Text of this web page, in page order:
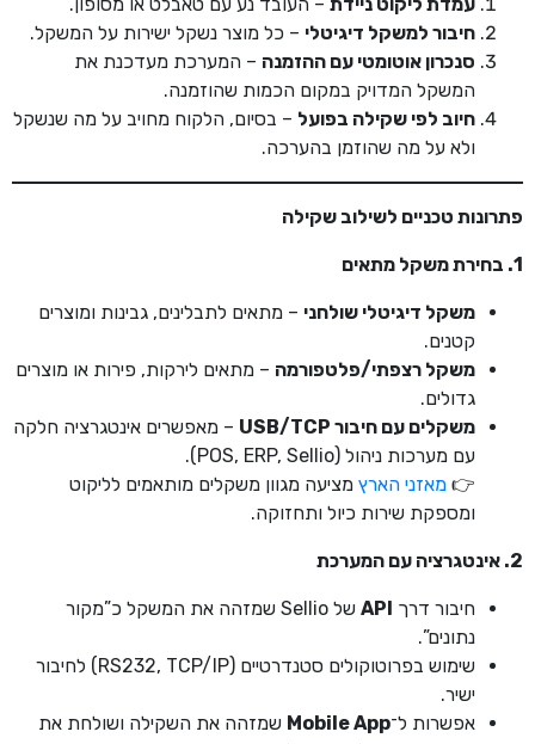
חיבור למשקל דיגיטלי – כל מוצר נשקל ישירות על המשקל.
סנכרון אוטומטי עם ההזמנה – המערכת מעדכנת את
המשקל המדויק במקום הכמות שהוזמנה.
חיוב לפי שקילה בפועל – בסיום, הלקוח מחויב על מה שנשקל
ולא על מה שהוזמן בהערכה.
פתרונות טכניים לשילוב שקילה
1. בחירת משקל מתאים
משקל דיגיטלי שולחני – מתאים לתבלינים, גבינות ומוצרים
קטנים.
משקל רצפתי/פלטפורמה – מתאים לירקות, פירות או מוצרים
גדולים.
משקלים עם חיבור
– מאפשרים אינטגרציה חלקה
עם מערכות ניהול (POS, ERP, Sellio).
👉 מאזני הארץ מציעה מגוון משקלים מותאמים לליקוט
ומספקת שירות כיול ותחזוקה.
2. אינטגרציה עם המערכת
חיבור דרך API
של Sellio שמזהה את המשקל כ”מקור
נתונים”.
שימוש בפרוטוקולים סטנדרטיים (RS232, TCP/IP) לחיבור
ישיר.
אפשרות ל־Mobile App שמזהה את השקילה ושולחת את